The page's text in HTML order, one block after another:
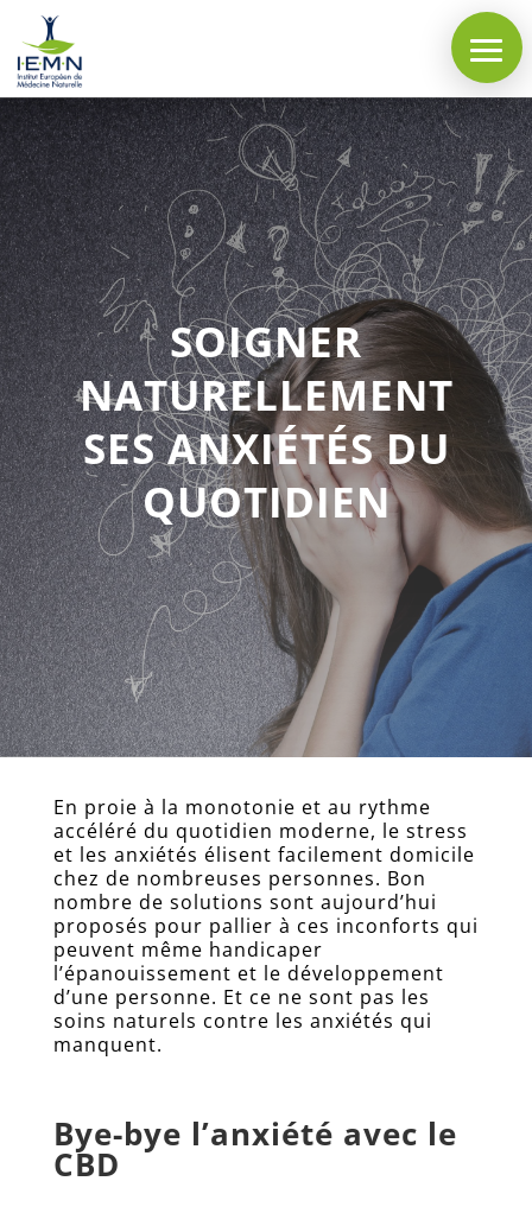
Accueil
Formation
naturopathe
d’informations
Dossier
d’inscription
Consultation
naturopathes
certifiés
professeurs
Blog
Livre
d’Or
SOIGNER
NATURELLEMENT
SES ANXIÉTÉS DU
QUOTIDIEN
En proie à la monotonie et au rythme
accéléré du quotidien moderne, le stress
et les anxiétés élisent facilement domicile
chez de nombreuses personnes. Bon
nombre de solutions sont aujourd’hui
proposés pour pallier à ces inconforts qui
peuvent même handicaper
l’épanouissement et le développement
d’une personne. Et ce ne sont pas les
soins naturels contre les anxiétés qui
manquent.
Bye-bye l’anxiété avec le
CBD